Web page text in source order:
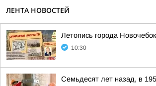
ЛЕНТА НОВОСТЕЙ
Летопись города
10:30
Семьдесят лет назад, в